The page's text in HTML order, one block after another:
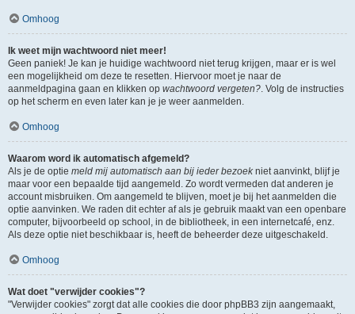
Omhoog
Ik weet mijn wachtwoord niet meer!
Geen paniek! Je kan je huidige wachtwoord niet terug krijgen, maar er is wel
een mogelijkheid om deze te resetten. Hiervoor moet je naar de
aanmeldpagina gaan en klikken op wachtwoord vergeten?. Volg de instructies
op het scherm en even later kan je je weer aanmelden.
Omhoog
Waarom word ik automatisch afgemeld?
Als je de optie meld mij automatisch aan bij ieder bezoekniet aanvinkt, blijf je
maar voor een bepaalde tijd aangemeld. Zo wordt vermeden dat anderen je
account misbruiken. Om aangemeld te blijven, moet je bij het aanmelden die
optie aanvinken. We raden dit echter af als je gebruik maakt van een openbare
computer, bijvoorbeeld op school, in de bibliotheek, in een internetcafé, enz.
Als deze optie niet beschikbaar is, heeft de beheerder deze uitgeschakeld.
Omhoog
Wat doet "verwijder cookies"?
"Verwijder cookies" zorgt dat alle cookies die door phpBB3 zijn aangemaakt,